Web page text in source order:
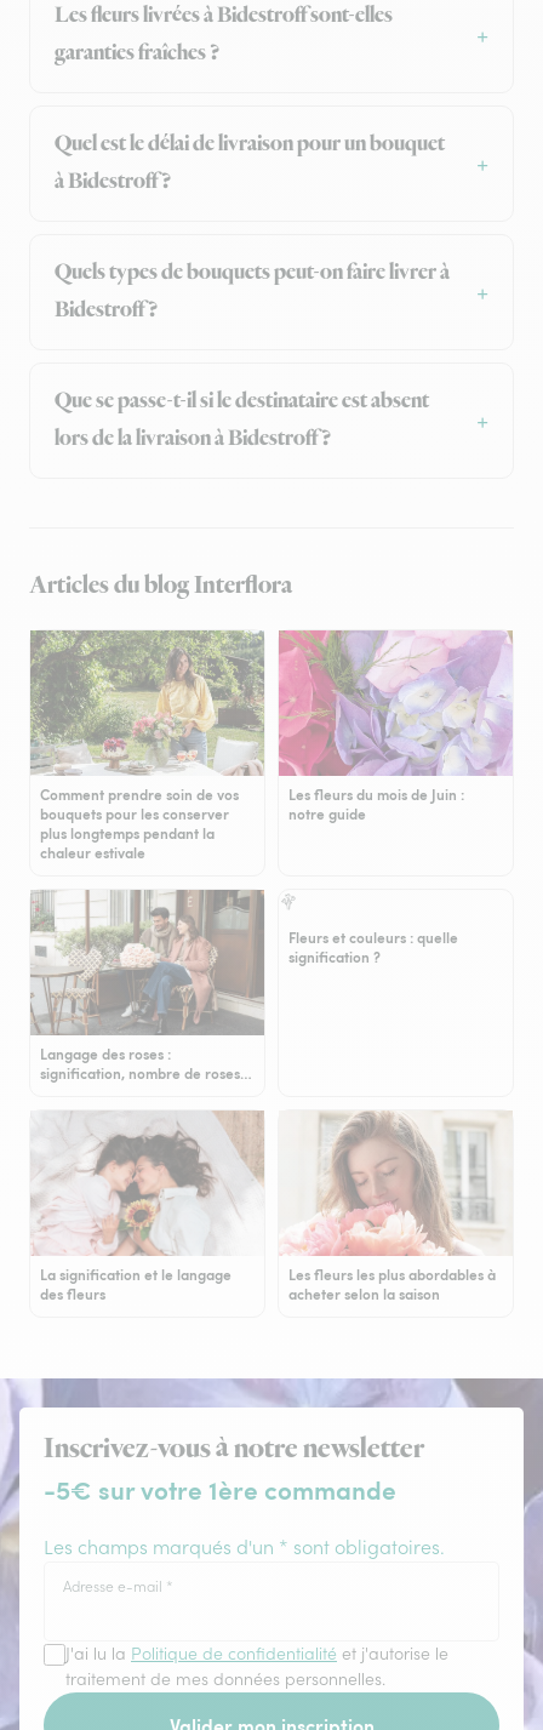
Les fleurs livrées à Bidestroff sont-elles
garanties fraîches ?
Quel est le délai de livraison pour un bouquet
à Bidestroff ?
Quels types de bouquets peut-on faire livrer à
Bidestroff ?
Que se passe-t-il si le destinataire est absent
lors de la livraison à Bidestroff ?
Articles du blog Interflora
Comment prendre soin de vos
bouquets pour les conserver
plus longtemps pendant la
chaleur estivale
Les fleurs du mois de Juin :
notre guide
Langage des roses :
signification, nombre de roses…
Fleurs et couleurs : quelle
signification ?
La signification et le langage
des fleurs
Les fleurs les plus abordables à
acheter selon la saison
Inscrivez-vous à notre newsletter
-5€ sur votre 1ère commande
Les champs marqués d'un * sont obligatoires.
Adresse e-mail *
J'ai lu la Politique de confidentialité et j'autorise le
traitement de mes données personnelles.